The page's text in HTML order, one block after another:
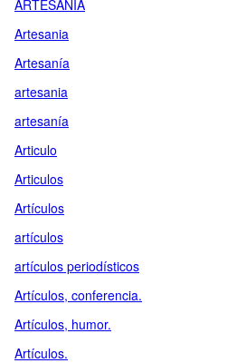
ARTESANIA
Artesania
Artesanía
artesania
artesanía
Articulo
Articulos
Artículos
artículos
artículos periodísticos
Artículos, conferencia.
Artículos, humor.
Artículos.